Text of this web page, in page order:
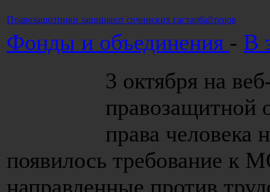
Правозащитники защищают сочинских гастарбайтеров
Фонды и объединения - В
3 октября на
правозащитной
права человека
появилось требование к
направленные против